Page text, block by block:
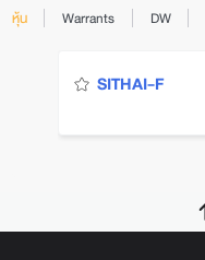
หุ้น Warrants DW
SITHAI-F